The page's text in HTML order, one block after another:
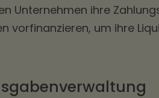
Unternehmen ihre
vorfinanzieren, um ihre